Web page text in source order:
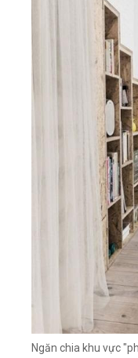
Ngăn chia khu vực